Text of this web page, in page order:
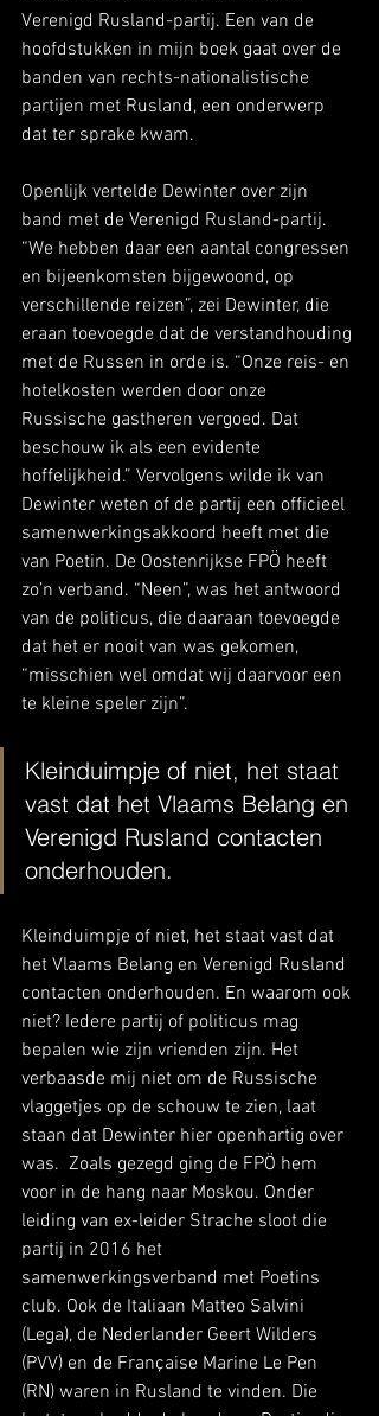
Verenigd Rusland-partij. Een van de
hoofdstukken in mijn boek gaat over de
banden van rechts-nationalistische
partijen met Rusland, een onderwerp
dat ter sprake kwam.
Openlijk vertelde Dewinter over zijn
band met de Verenigd Rusland-partij.
“We hebben daar een aantal congressen
en bijeenkomsten bijgewoond, op
verschillende reizen”, zei Dewinter, die
eraan toevoegde dat de verstandhouding
met de Russen in orde is. “Onze reis- en
hotelkosten werden door onze
Russische gastheren vergoed. Dat
beschouw ik als een evidente
hoffelijkheid.” Vervolgens wilde ik van
Dewinter weten of de partij een officieel
samenwerkingsakkoord heeft met die
van Poetin. De Oostenrijkse FPÖ heeft
zo’n verband. “Neen”, was het antwoord
van de politicus, die daaraan toevoegde
dat het er nooit van was gekomen,
“misschien wel omdat wij daarvoor een
te kleine speler zijn”.
Kleinduimpje of niet, het staat
vast dat het Vlaams Belang en
Verenigd Rusland contacten
onderhouden.
Kleinduimpje of niet, het staat vast dat
het Vlaams Belang en Verenigd Rusland
contacten onderhouden. En waarom ook
niet? Iedere partij of politicus mag
bepalen wie zijn vrienden zijn. Het
verbaasde mij niet om de Russische
vlaggetjes op de schouw te zien, laat
staan dat Dewinter hier openhartig over
was.  Zoals gezegd ging de FPÖ hem
voor in de hang naar Moskou. Onder
leiding van ex-leider Strache sloot die
partij in 2016 het
samenwerkingsverband met Poetins
club. Ook de Italiaan Matteo Salvini
(Lega), de Nederlander Geert Wilders
(PVV) en de Française Marine Le Pen
(RN) waren in Rusland te vinden. Die